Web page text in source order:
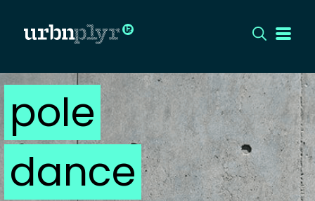
CÍMLAP
DIZÁJN
DIVAT
pole
dance